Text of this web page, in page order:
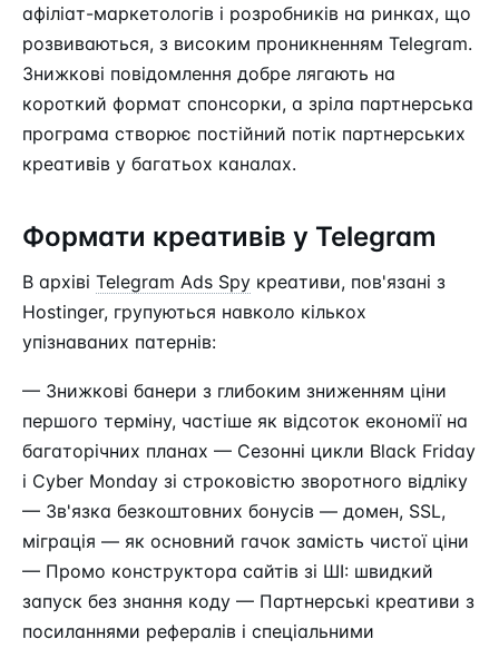
афіліат-маркетологів і розробників на ринках, що
розвиваються, з високим проникненням Telegram.
Знижкові повідомлення добре лягають на
короткий формат спонсорки, а зріла партнерська
програма створює постійний потік партнерських
креативів у багатьох каналах.
Формати креативів у Telegram
В архіві Telegram Ads Spy креативи, пов'язані з
Hostinger, групуються навколо кількох
упізнаваних патернів:
— Знижкові банери з глибоким зниженням ціни
першого терміну, частіше як відсоток економії на
багаторічних планах — Сезонні цикли Black Friday
і Cyber Monday зі строковістю зворотного відліку
— Зв'язка безкоштовних бонусів — домен, SSL,
міграція — як основний гачок замість чистої ціни
— Промо конструктора сайтів зі ШІ: швидкий
запуск без знання коду — Партнерські креативи з
посиланнями рефералів і спеціальними